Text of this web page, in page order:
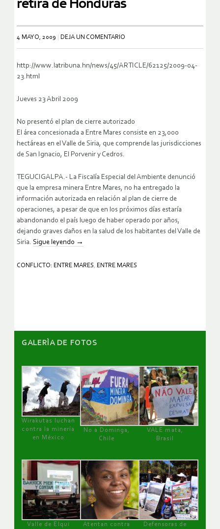
retira de Honduras
4 MAYO, 2009 DEJA UN COMENTARIO
http://www.latribuna.hn/news/45/ARTICLE/62125/2009-04-
23.html
Jueves 23 Abril 2009
No presentó el plan de cierre autorizado
El área concesionada a Entre Mares consiste en 23,000
hectáreas en el Valle de Siria, que comprende las jurisdicciones
de San Ignacio, El Porvenir y Cedros.
TEGUCIGALPA.- La Fiscalía Especial del Ambiente denunció
que la empresa minera Entre Mares, no ha entregado la
información autorizada en relación al plan de cierre de
operaciones, a pesar de que en los próximos días estaría
abandonando el país luego de haber operado por años,
dejando graves daños en la salud de los habitantes del Valle de
Siria. Sigue leyendo →
CONFLICTO: ENTRE MARES, ENTRE MARES
GALERÌA DE FOTOS
Wirakutas luchan
contra la minería
en México
No a Dominga,
Chile
VALE mata,
Brasil
Valle de Elqui
Atentan contra
Defensoras de